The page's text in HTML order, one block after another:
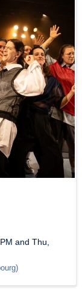
and Thu,
)